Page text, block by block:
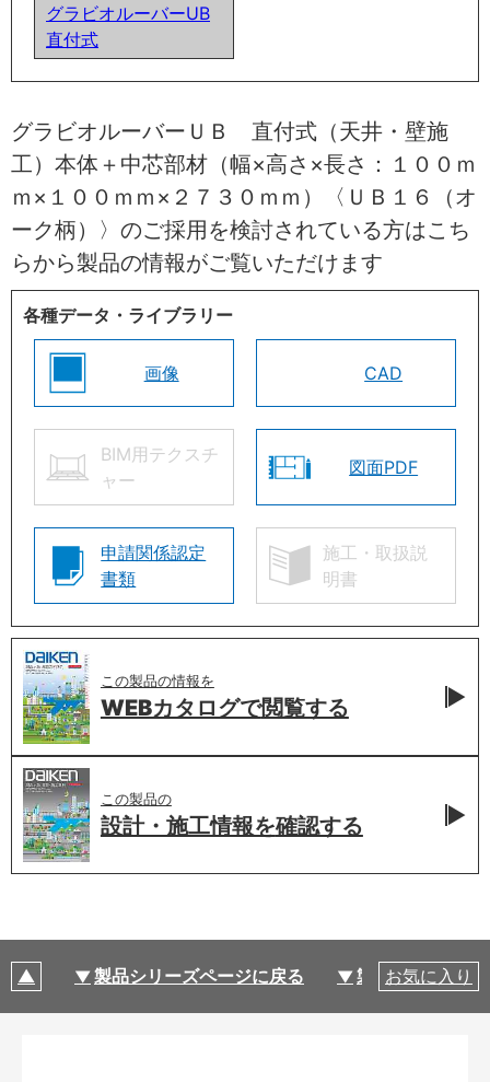
グラビオルーバーUB
直付式
グラビオルーバーＵＢ 直付式（天井・壁施
工）本体＋中芯部材（幅×高さ×長さ：１００ｍ
ｍ×１００ｍｍ×２７３０ｍｍ）〈ＵＢ１６（オ
ーク柄）〉のご採用を検討されている方はこち
らから製品の情報がご覧いただけます
各種データ・ライブラリー
画像 CAD
BIM用テクスチ
ャー
図面PDF
申請関係認定
書類
施工・取扱説
明書
この製品の情報を
WEBカタログで閲覧する
この製品の
設計・施工情報を確認する
製品シリーズページに戻る 製品仕様
お気に入り